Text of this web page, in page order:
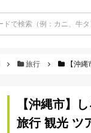
旅行 【沖縄市
【沖縄市】
旅行 観光 ツ